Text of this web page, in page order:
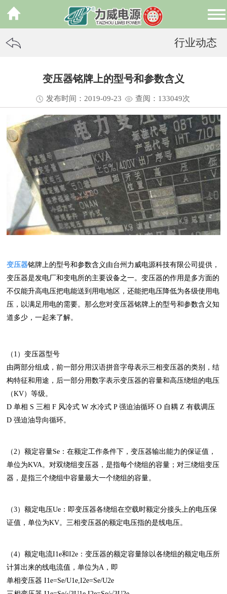
行业动态
变压器铭牌上的型号和参数含义
发布时间：2019-09-23 查阅：133049次
变压器铭牌上的型号和参数含义由台州力威电源科技有限公司提供，
变压器是发电厂和变电所的主要设备之一。变压器的作用是多方面的
不仅能升高电压把电能送到用电地区，还能把电压降低为各级使用电
压，以满足用电的需要。那么您对变压器铭牌上的型号和参数含义知
道多少，一起来了解。
（1）变压器型号
由两部分组成，前一部分用汉语拼音字母表示三相变压器的类别，结
构特征和用途，后一部分用数字表示变压器的容量和高压绕组的电压
（KV）等级。
D 单相 S 三相 F 风冷式 W 水冷式 P 强迫油循环 O 自耦 Z 有载调压
D 强迫油导向循环。
（2）额定容量Se：在额定工作条件下，变压器输出能力的保证值，
单位为KVA。对双绕组变压器，是指每个绕组的容量；对三绕组变压
器，是指三个绕组中容量最大一个绕组的容量。
（3）额定电压Ue：即变压器各绕组在空载时额定分接头上的电压保
证值，单位为KV。三相变压器的额定电压指的是线电压。
（4）额定电流I1e和I2e：变压器的额定容量除以各绕组的额定电压所
计算出来的线电流值，单位为A，即
单相变压器 I1e=Se/U1e,I2e=Se/U2e